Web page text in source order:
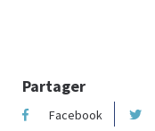
Partager
Facebook